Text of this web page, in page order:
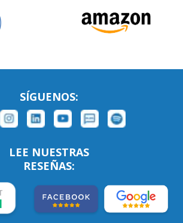
SÍGUENOS:
LEE NUESTRAS
RESEÑAS: